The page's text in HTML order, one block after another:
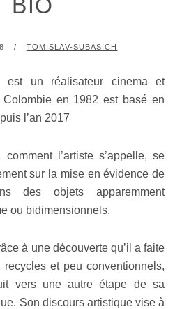
BIO
BY
TOMISLAV-SUBASICH
est un réalisateur cinema et
en 1982 est basé en
l’an 2017
l’artiste s’appelle, se
sur la mise en évidence de
des objets apparemment
ou bidimensionnels.
à une découverte qu’il a faite
et peu conventionnels,
vers une autre étape de sa
Son discours artistique vise à